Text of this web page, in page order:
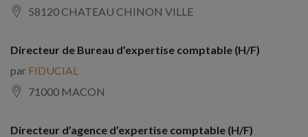
58120 CHATEAU CHINON VILLE
Directeur de Bureau d’expertise comptable (H/F)
par FIDUCIAL
71000 MACON
Directeur d’agence d’expertise comptable (H/F)